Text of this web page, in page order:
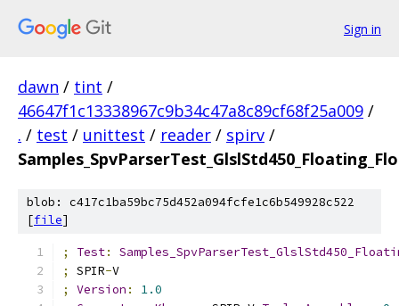
Sign in
dawn / tint /
46647f1c13338967c9b34c47a8c89cf68f25a009 /
. / test / unittest / reader / spirv /
blob: c417c1ba59bc75d452a094fcfe1c6b549928c522
[file]
; Test:
;
SPIR-V
;
Version :
1.0